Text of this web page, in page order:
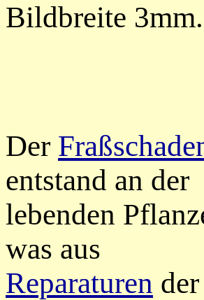
Bildbreite 3mm.
Der
entstand an der
lebenden
was aus
Reparaturen